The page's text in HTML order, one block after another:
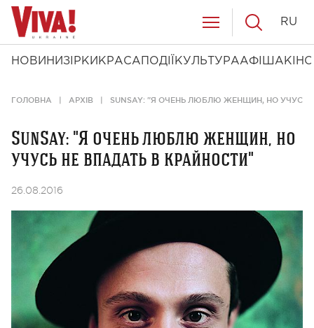
НОВИНИ ЗІРКИ КРАСА ПОДІЇ КУЛЬТУРААФІША КІНО
RU
ГОЛОВНА АРХІВ SUNSAY: "Я ОЧЕНЬ ЛЮБЛЮ ЖЕНЩИН, НО УЧУСЬ
SunSay: "Я очень люблю женщин, но
учусь не впадать в крайности"
26.08.2016